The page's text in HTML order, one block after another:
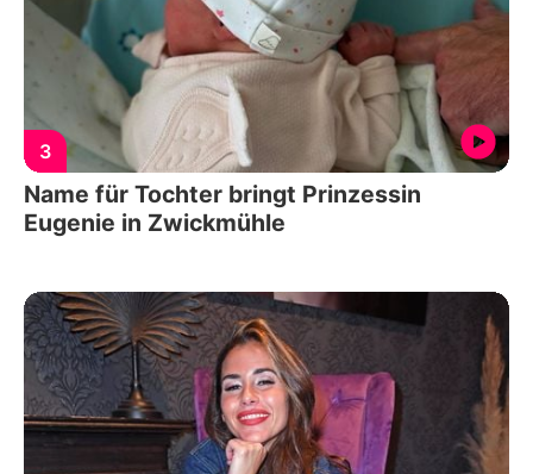
3
Name für Tochter bringt Prinzessin
Eugenie in Zwickmühle